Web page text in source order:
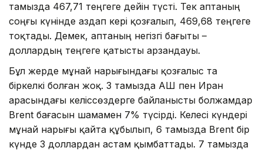
тамызда 467,71 теңгеге дейін түсті. Тек аптаның
соңғы күнінде аздап кері қозғалып, 469,68 теңгеге
тоқтады. Демек, аптаның негізгі бағыты –
доллардың теңгеге қатысты арзандауы.
Бұл жерде мұнай нарығындағы қозғалыс та
біркелкі болған жоқ. 3 тамызда АҚШ пен Иран
арасындағы келіссөздерге байланысты болжамдар
Brent бағасын шамамен 7% түсірді. Келесі күндері
мұнай нарығы қайта құбылып, 6 тамызда Brent бір
күнде 3 доллардан астам қымбаттады. 7 тамызда